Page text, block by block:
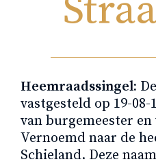
Heemraadssingel:
vastgesteld op 19-
van burgemeester
Vernoemd naar de
Schieland. Deze